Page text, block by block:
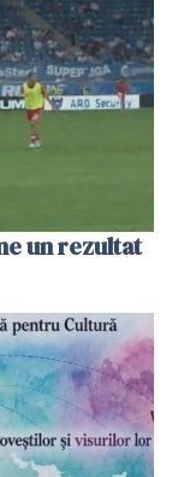
un rezultat